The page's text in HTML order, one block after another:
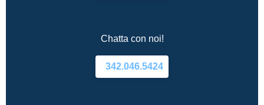
Chatta con noi!
342.046.5424